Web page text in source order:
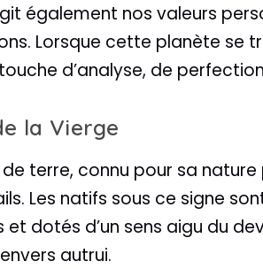
également nos valeurs
Lorsque cette planète se
d’analyse, de
la Vierge
de terre, connu pour sa
Les natifs sous ce signe
dotés d’un sens aigu du
autrui.